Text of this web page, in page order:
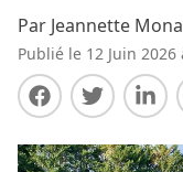
Par Jeannette
Publié le 12 Juin 2026
Partager sur
Partager